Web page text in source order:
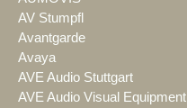
AV Stumpfl
Avantgarde
Avaya
AVE Audio Stuttgart
AVE Audio Visual Equipment